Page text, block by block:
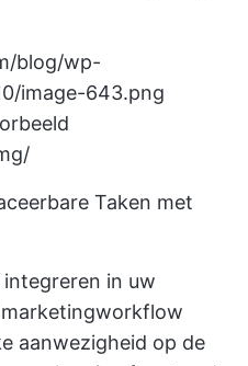
blog/wp-
image-643.png
Taken met
in uw
aanwezigheid op de